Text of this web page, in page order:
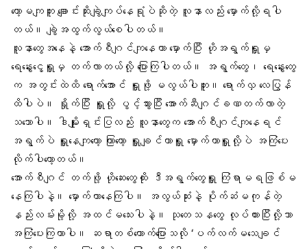
တော့မကျဘူးချောင်းဆိုးချွဲကျပ်နေရုံပဲဆိုတဲ့ လူနာလည်း မှောက်လို့ရပါ
တယ်။ ချွဲအထွက်လွယ်စေပါတယ်။
လူနာတွေအနေနဲ့ အောက်စီဂျင်ကျနေတာ မှောက်ပြီး ဟိုအရွက်ရှူမှ
ရေနွေးငွေ့ရှူ မှ တက်လာတယ်လို့ ပြောကြပါတယ်။ အရွက်တွေ၊ ရေနွေးတွေ
က အတွင်းထဲထိ ရောက်အောင် ရှူဖို့ မလွယ်ပါဘူး။ ရောက်လှ လေပြွန်
ထိပါပဲ။ ရှိုက်ပြီး ရှူလို့ ပွင့်သွားပြီး အောက်ဆီဂျင်ခဏတက်လာတဲ့
သဘောပါ။ ဒါမျိုးရှင်းပြလည်း လူနာတွေက အောက်စီဂျင်ကျနေရင်
အရွက်ပဲ ရှူနေကျတော့ ကြာတော့ ရှူချင်တာရှူ မှောက်တာရှူလို့ပဲ အကြံပေး
လိုက်ပါတော့တယ်။
အောက်စီဂျင် တက်ဖို့ ဟိုဆေးတွေထိုး ဒီအရွက်တွေရှူ ကြံရာမရဖြစ်မ
နေကြပါနဲ့။ မှောက်တာနေကြပါ။ အလွယ်ဆုံးနဲ့ ပိုက်ဆံမကုန်တဲ့
နည်းလမ်းမို့လို့ အထင်မသေးပါနဲ့။
သုတေသနတွေ လုပ်ထားပြီးလို့သာ
အကြံပေးကြတာပါ။ ဆရာတစ်ယောက်ပြောသလို ‘ပက်လက်မသေချင်